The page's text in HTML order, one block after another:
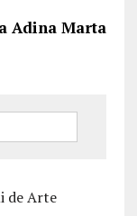
Adina Marta
de Arte